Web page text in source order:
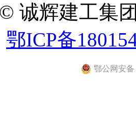
诚辉建工集
鄂ICP备
鄂公网安备